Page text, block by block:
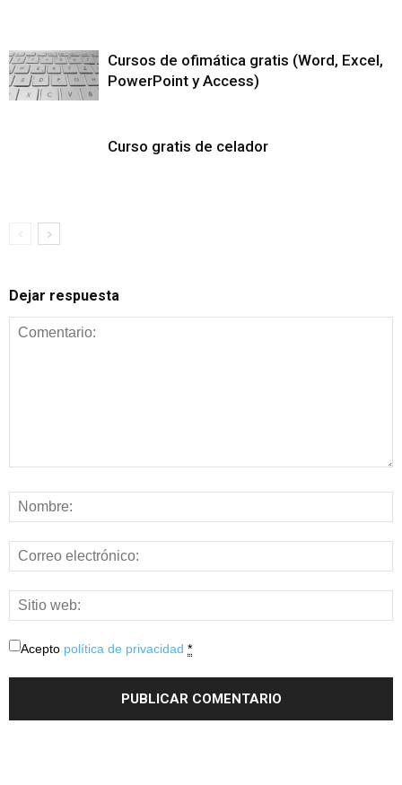
Cursos de ofimática gratis (Word, Excel,
PowerPoint y Access)
Curso gratis de celador
Dejar respuesta
Acepto política de privacidad *